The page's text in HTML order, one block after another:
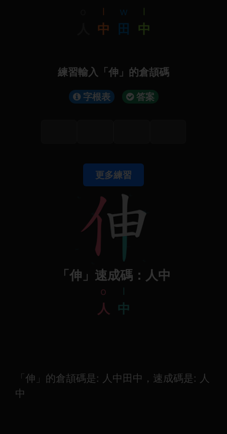
l
中
w
田
l
中
練習輸入「伸」的倉頡碼
字根表 答案
更多練習
「伸」速成碼：人中
o
人
l
中
「伸」的倉頡碼是: 人中田中，速成碼是: 人
中